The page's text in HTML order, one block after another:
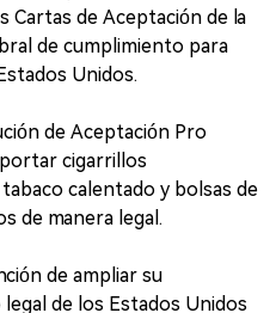
Cartas de Aceptación de la
de cumplimiento para
Unidos.
de Aceptación Pro
cigarrillos
calentado y bolsas de
de manera legal.
de ampliar su
de los Estados Unidos